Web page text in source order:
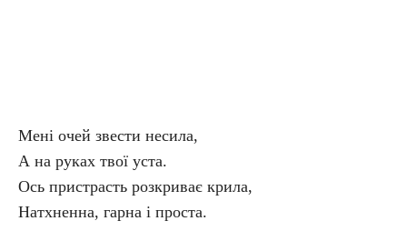
Мені очей звести несила,
А на руках твої уста.
Ось пристрасть розкриває крила,
Натхненна, гарна і проста.